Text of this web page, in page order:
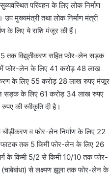
परिवहन के लिए लोक निर्माण
मुख्यमंत्री तथा लोक निर्माण मंत्री
के लिए ये राशि मंजूर की हैं।
5 तक विद्युतीकरण सहित फोर-लेन सड़क
में फोर-लेन के लिए 41 करोड़ 48 लाख
के लिए 55 करोड़ 28 लाख रुपए मंजूर
सड़क के लिए 61 करोड़ 34 लाख रुपए
की स्वीकृति दी है।
चौड़ीकरण व फोर-लेन निर्माण के लिए 22
फाटक तक 5 किमी फोर-लेन के लिए 26
के किमी 5/2 से किमी 10/10 तक फोर-
से लक्ष्मण झूला तक फोर-लेन के